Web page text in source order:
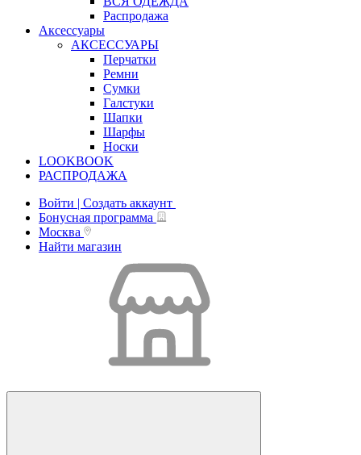
Распродажа
Аксессуары
АКСЕССУАРЫ
Перчатки
Ремни
Сумки
Галстуки
Шапки
Шарфы
Носки
LOOKBOOK
РАСПРОДАЖА
Войти | Создать аккаунт
Бонусная программа
Москва
Найти магазин